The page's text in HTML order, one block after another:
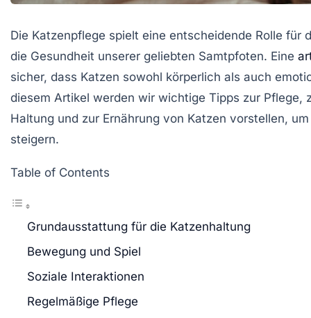
Die Katzenpflege spielt eine entscheidende Rolle für
die Gesundheit unserer geliebten Samtpfoten. Eine
sicher, dass Katzen sowohl körperlich als auch
diesem Artikel werden wir wichtige Tipps zur Pflege,
Haltung und zur Ernährung von Katzen vorstellen,
steigern.
Table of Contents
Grundausstattung für die Katzenhaltung
Bewegung und Spiel
Soziale Interaktionen
Regelmäßige Pflege